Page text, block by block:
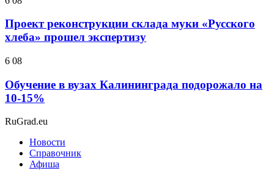
Проект реконструкции склада муки «Русского
хлеба» прошел экспертизу
6 08
Обучение в вузах Калининграда подорожало на
10-15%
RuGrad.eu
Новости
Справочник
Афиша